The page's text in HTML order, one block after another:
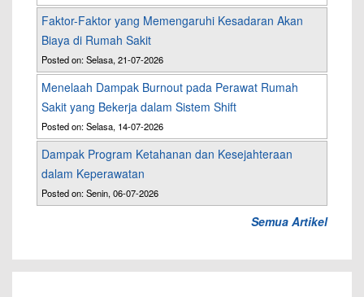
Faktor-Faktor yang Memengaruhi Kesadaran Akan
Biaya di Rumah Sakit
Posted on: Selasa, 21-07-2026
Menelaah Dampak Burnout pada Perawat Rumah
Sakit yang Bekerja dalam Sistem Shift
Posted on: Selasa, 14-07-2026
Dampak Program Ketahanan dan Kesejahteraan
dalam Keperawatan
Posted on: Senin, 06-07-2026
Semua Artikel